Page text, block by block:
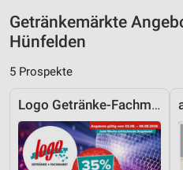
Getränkemärkte
Hünfelden
5 Prospekte
Logo Getränke-Fachmarkt
Entwicklung und
Inhalten
Verwendung genauer
Geräte anhand von aktiv
Informationen identifizieren